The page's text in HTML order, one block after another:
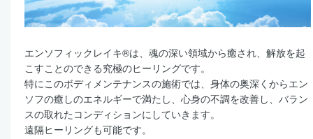
エンソフィックレイキ®は、魂の深い領域から癒され、解放を起
こすことのできる究極のヒーリングです。
特にこのボディメンテナンスの施術では、身体の奥深くからエン
ソフの癒しのエネルギーで満たし、心身の不調を改善し、バラン
スの取れたコンディションにしていきます。
遠隔ヒーリングも可能です。